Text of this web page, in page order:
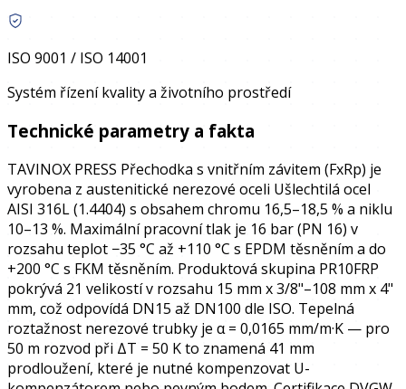
ISO 9001 / ISO 14001
Systém řízení kvality a životního prostředí
Technické parametry a fakta
TAVINOX PRESS Přechodka s vnitřním závitem (FxRp) je
vyrobena z austenitické nerezové oceli Ušlechtilá ocel
AISI 316L (1.4404) s obsahem chromu 16,5–18,5 % a niklu
10–13 %. Maximální pracovní tlak je 16 bar (PN 16) v
rozsahu teplot −35 °C až +110 °C s EPDM těsněním a do
+200 °C s FKM těsněním. Produktová skupina PR10FRP
pokrývá 21 velikostí v rozsahu 15 mm x 3/8"–108 mm x 4"
mm, což odpovídá DN15 až DN100 dle ISO. Tepelná
roztažnost nerezové trubky je α = 0,0165 mm/m·K — pro
50 m rozvod při ΔT = 50 K to znamená 41 mm
prodloužení, které je nutné kompenzovat U-